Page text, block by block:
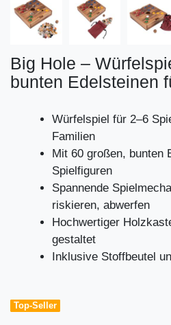
Big Hole –
bunten Edelsteinen
Würfelspiel für 2–6
Familien
Mit 60 großen, bunten
Spielfiguren
Spannende
riskieren, abwerfen
Hochwertiger
gestaltet
Inklusive Stoffbeutel
Top-Seller